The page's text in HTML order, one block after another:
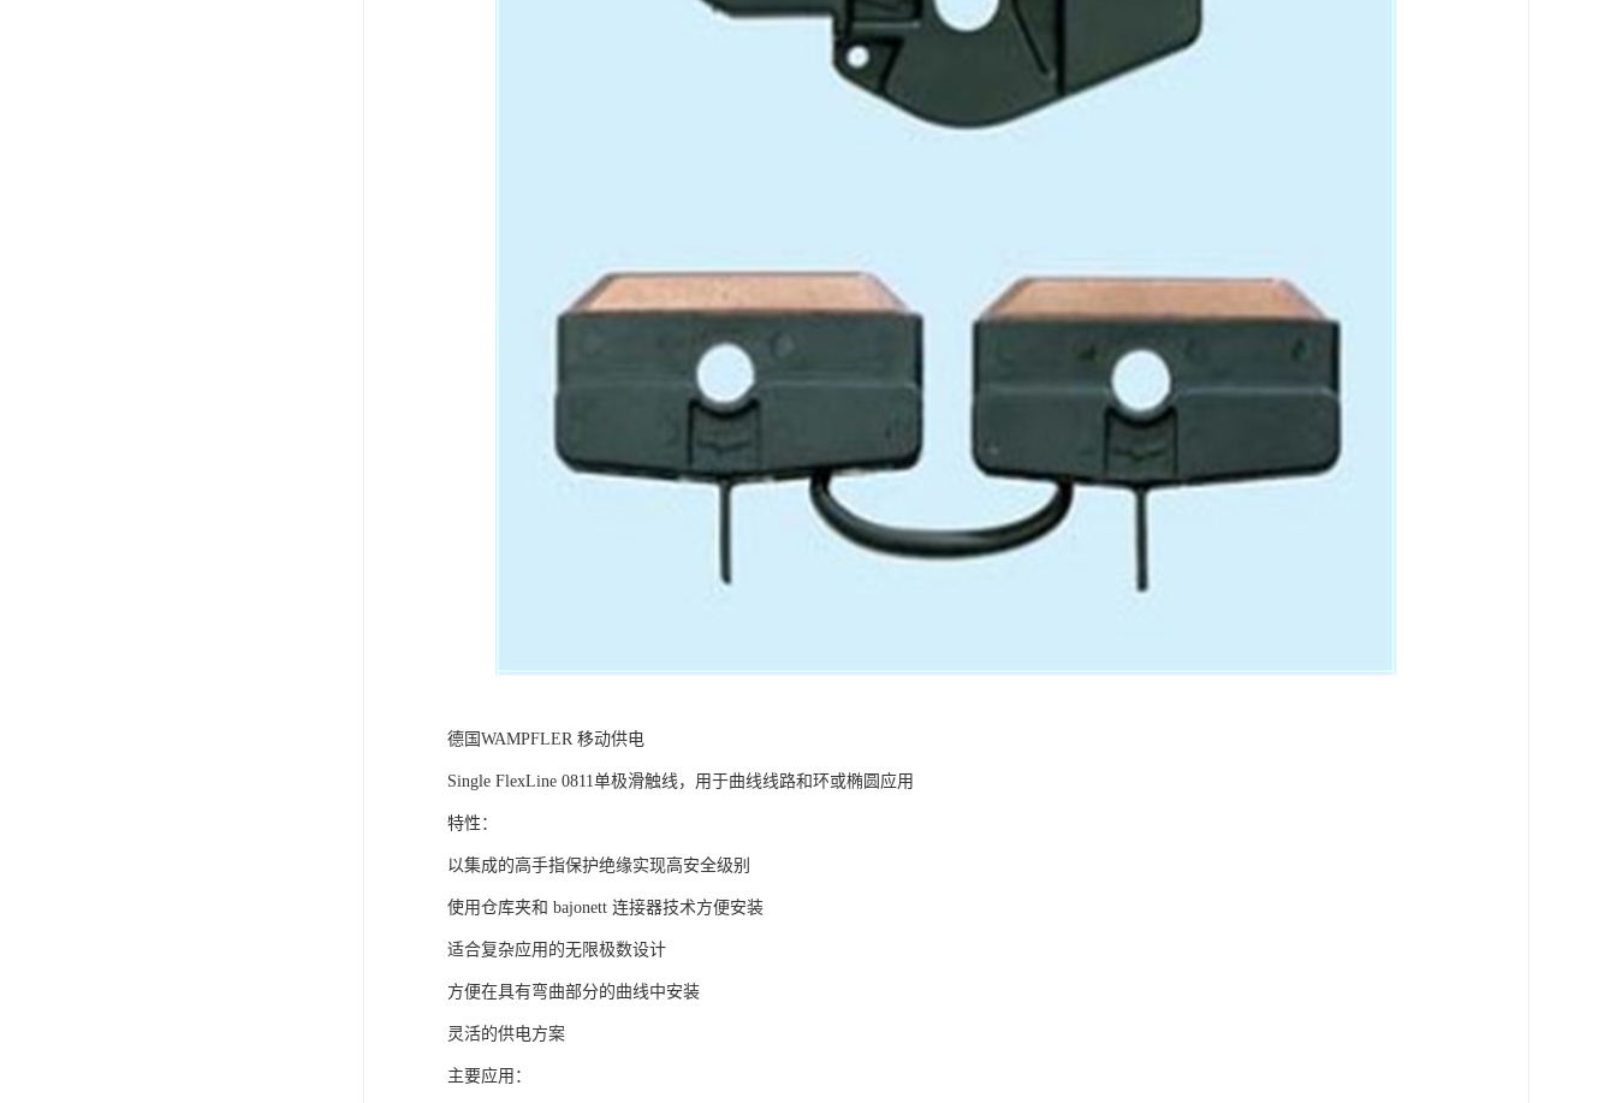
德国WAMPFLER 移动供电
Single FlexLine 0811单极滑触线，用于曲线线路和环或椭圆应用
特性：
以集成的高手指保护绝缘实现高安全级别
使用仓库夹和 bajonett 连接器技术方便安装
适合复杂应用的无限极数设计
方便在具有弯曲部分的曲线中安装
灵活的供电方案
主要应用：